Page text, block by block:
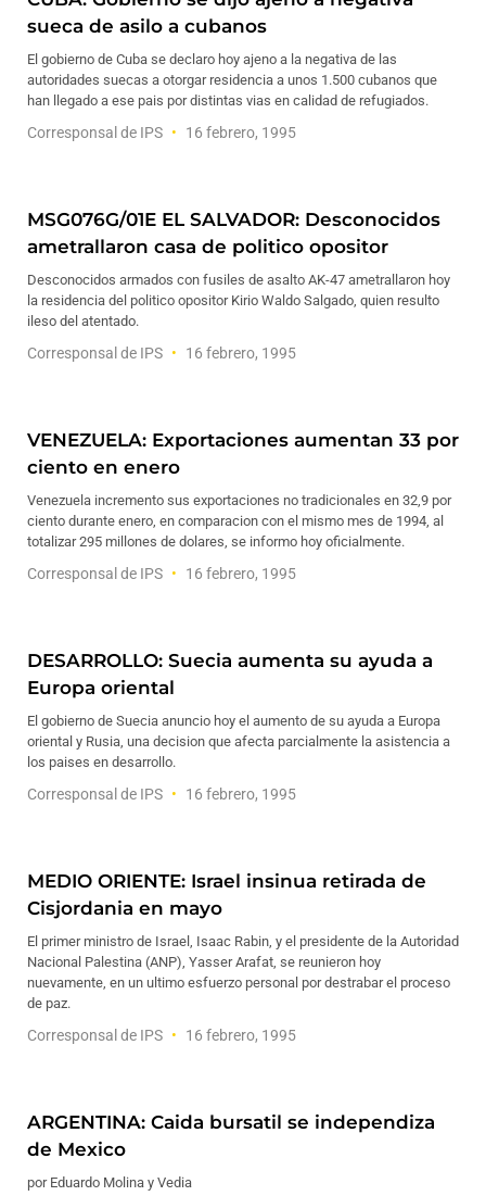
sueca de asilo a cubanos
El gobierno de Cuba se declaro hoy ajeno a la negativa de las
autoridades suecas a otorgar residencia a unos 1.500 cubanos que
han llegado a ese pais por distintas vias en calidad de refugiados.
Corresponsal de IPS 16 febrero, 1995
MSG076G/01E EL SALVADOR: Desconocidos
ametrallaron casa de politico opositor
Desconocidos armados con fusiles de asalto AK-47 ametrallaron hoy
la residencia del politico opositor Kirio Waldo Salgado, quien resulto
ileso del atentado.
Corresponsal de IPS 16 febrero, 1995
VENEZUELA: Exportaciones aumentan 33 por
ciento en enero
Venezuela incremento sus exportaciones no tradicionales en 32,9 por
ciento durante enero, en comparacion con el mismo mes de 1994, al
totalizar 295 millones de dolares, se informo hoy oficialmente.
Corresponsal de IPS 16 febrero, 1995
DESARROLLO: Suecia aumenta su ayuda a
Europa oriental
El gobierno de Suecia anuncio hoy el aumento de su ayuda a Europa
oriental y Rusia, una decision que afecta parcialmente la asistencia a
los paises en desarrollo.
Corresponsal de IPS 16 febrero, 1995
MEDIO ORIENTE: Israel insinua retirada de
Cisjordania en mayo
El primer ministro de Israel, Isaac Rabin, y el presidente de la Autoridad
Nacional Palestina (ANP), Yasser Arafat, se reunieron hoy
nuevamente, en un ultimo esfuerzo personal por destrabar el proceso
de paz.
Corresponsal de IPS 16 febrero, 1995
ARGENTINA: Caida bursatil se independiza
de Mexico
por Eduardo Molina y Vedia